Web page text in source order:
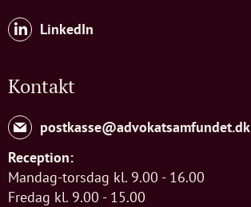
LinkedIn
Kontakt
postkasse@advokatsamfundet.dk
Reception:
Mandag-torsdag kl. 9.00 - 16.00
Fredag kl. 9.00 - 15.00